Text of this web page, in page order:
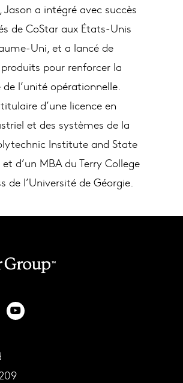
Jason a intégré avec succès
de CoStar aux États-Unis
Uni, et a lancé de
pour renforcer la
l’unité opérationnelle.
d’une licence en
et des systèmes de la
Institute and State
d’un MBA du Terry College
de l’Université de Géorgie.